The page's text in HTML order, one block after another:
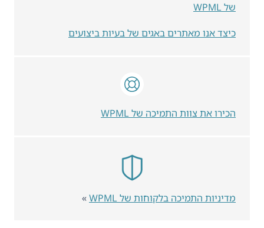
של WPML
כיצד אנו מאתרים באגים של בעיות ביצועים
הכירו את צוות התמיכה של WPML
מדיניות התמיכה בלקוחות של WPML »